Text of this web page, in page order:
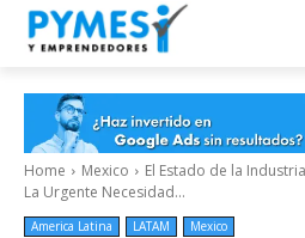
Home Mexico
El Estado de la
La Urgente Necesidad...
America Latina LATAM Mexico